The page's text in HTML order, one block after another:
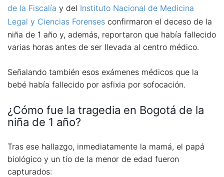
de la Fiscalía y del Instituto Nacional de Medicina
Legal y Ciencias Forenses confirmaron el deceso de la
niña de 1 año y, además, reportaron que había fallecido
varias horas antes de ser llevada al centro médico.
Señalando también esos exámenes médicos que la
bebé había fallecido por asfixia por sofocación.
¿Cómo fue la tragedia en Bogotá de la
niña de 1 año?
Tras ese hallazgo, inmediatamente la mamá, el papá
biológico y un tío de la menor de edad fueron
capturados: